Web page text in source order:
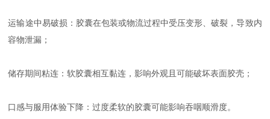
运输途中易破损：胶囊在包装或物流过程中受压变形、破裂，导致内
容物泄漏；
储存期间粘连：软胶囊相互黏连，影响外观且可能破坏表面胶壳；
口感与服用体验下降：过度柔软的胶囊可能影响吞咽顺滑度。